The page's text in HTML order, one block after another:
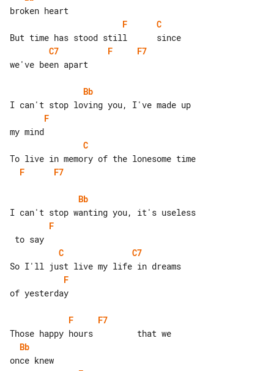
F
C
C7
F
F7
we've been apart
Bb
F
C
F
F7
Bb
F
C
C7
F
of yesterday
F
F7
Bb